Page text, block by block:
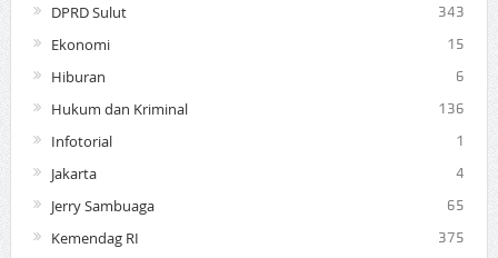
DPRD Sulut 343
Ekonomi 15
Hiburan 6
Hukum dan Kriminal 136
Infotorial 1
Jakarta 4
Jerry Sambuaga 65
Kemendag RI 375